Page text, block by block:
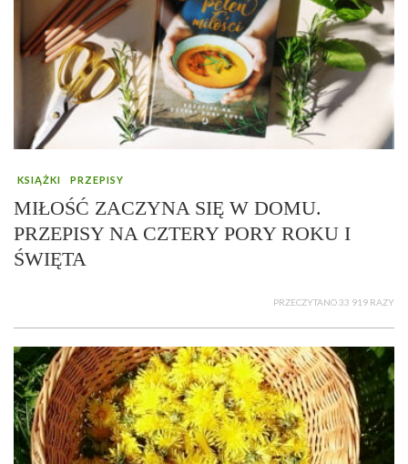
KSIĄŻKI PRZEPISY
MIŁOŚĆ ZACZYNA SIĘ W DOMU.
PRZEPISY NA CZTERY PORY ROKU I
ŚWIĘTA
PRZECZYTANO 33 919 RAZY